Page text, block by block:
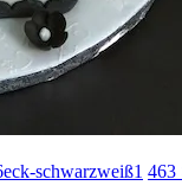
schwarzweiß1 463